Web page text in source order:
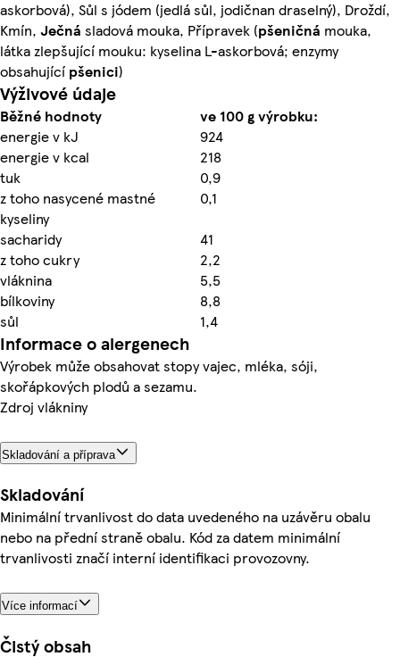
askorbová), Sůl s jódem (jedlá sůl, jodičnan draselný), Droždí,
Kmín, Ječná sladová mouka, Přípravek (pšeničná mouka,
látka zlepšující mouku: kyselina L-askorbová; enzymy
obsahující pšenici)
Výživové údaje
Běžné hodnoty
ve 100 g výrobku:
energie v kJ
924
energie v kcal
218
tuk
0,9
z toho nasycené mastné
kyseliny
0,1
sacharidy
41
z toho cukry
2,2
vláknina
5,5
bílkoviny
8,8
sůl
1,4
Informace o alergenech
Výrobek může obsahovat stopy vajec, mléka, sóji,
skořápkových plodů a sezamu.
Zdroj vlákniny
Skladování a příprava
Skladování
Minimální trvanlivost do data uvedeného na uzávěru obalu
nebo na přední straně obalu. Kód za datem minimální
trvanlivosti značí interní identifikaci provozovny.
Více informací
Čistý obsah